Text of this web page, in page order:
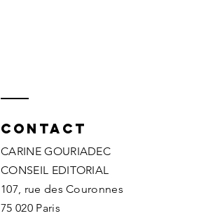
Contact
CARINE GOURIADEC
CONSEIL EDITORIAL
107, rue des Couronnes
75 020 Paris